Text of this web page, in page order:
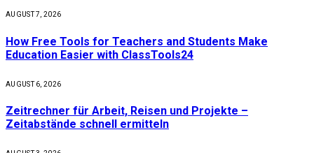
AUGUST 7, 2026
How Free Tools for Teachers and Students Make
Education Easier with ClassTools24
AUGUST 6, 2026
Zeitrechner für Arbeit, Reisen und Projekte –
Zeitabstände schnell ermitteln